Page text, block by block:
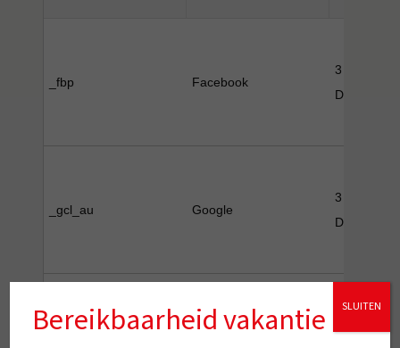
_fbp Facebook
3
Day(s)
_gcl_au Google
3
Day(s)
persistent
Bereikbaarheid vakantie SLUITEN